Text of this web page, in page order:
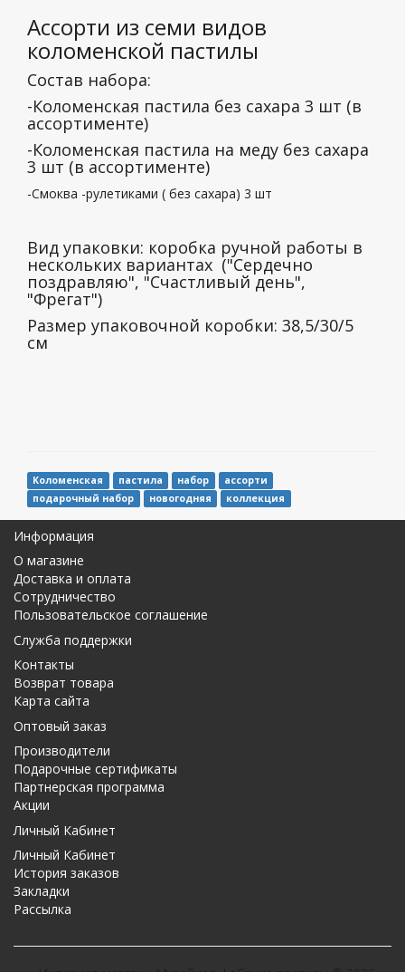
Ассорти из семи видов
коломенской пастилы
Состав набора:
-Коломенская пастила без сахара 3 шт (в
ассортименте)
-Коломенская пастила на меду без сахара
3 шт (в ассортименте)
-Смоква -рулетиками ( без сахара) 3 шт
Вид упаковки: коробка ручной работы в
нескольких вариантах ("Сердечно
поздравляю", "Счастливый день",
"Фрегат")
Размер упаковочной коробки: 38,5/30/5
см
Коломенская пастила набор
ассорти
подарочный набор
новогодняя коллекция
Информация
О магазине
Доставка и оплата
Сотрудничество
Пользовательское соглашение
Служба поддержки
Контакты
Возврат товара
Карта сайта
Оптовый заказ
Производители
Подарочные сертификаты
Партнерская программа
Акции
Личный Кабинет
Личный Кабинет
История заказов
Закладки
Рассылка